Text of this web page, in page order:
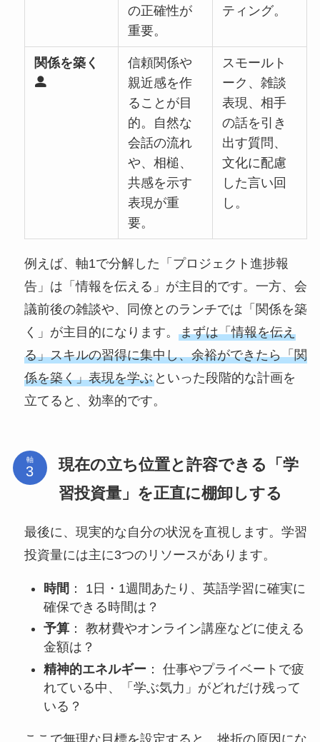
の正確性が
重要。
ティング。
関係を築く
信頼関係や
親近感を作
ることが目
的。自然な
会話の流れ
や、相槌、
共感を示す
表現が重
要。
スモールト
ーク、雑談
表現、相手
の話を引き
出す質問、
文化に配慮
した言い回
し。
例えば、軸1で分解した「プロジェクト進捗報
告」は「情報を伝える」が主目的です。一方、会
議前後の雑談や、同僚とのランチでは「関係を築
く」が主目的になります。 まずは「情報を伝え
る」スキルの習得に集中し、余裕ができたら「関
係を築く」表現を学ぶといった段階的な計画を
立てると、効率的です。
軸
現在の立ち位置と許容できる「学
習投資量」を正直に棚卸しする
最後に、現実的な自分の状況を直視します。学習
投資量には主に3つのリソースがあります。
時間 ： 1日・1週間あたり、英語学習に確実に
確保できる時間は？
予算： 教材費やオンライン講座などに使える
金額は？
精神的エネルギー ： 仕事やプライベートで疲
れている中、「学ぶ気力」がどれだけ残って
いる？